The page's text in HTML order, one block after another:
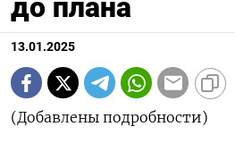
до плана
13.01.2025
(Добавлены подробности)